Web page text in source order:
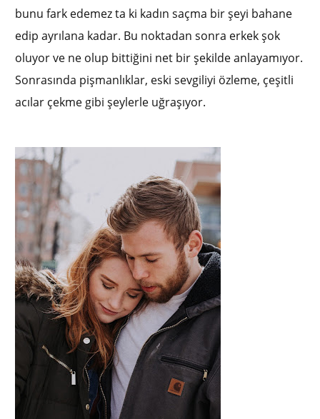
bunu fark edemez ta ki kadın saçma bir şeyi bahane
edip ayrılana kadar. Bu noktadan sonra erkek şok
oluyor ve ne olup bittiğini net bir şekilde anlayamıyor.
Sonrasında pişmanlıklar, eski sevgiliyi özleme, çeşitli
acılar çekme gibi şeylerle uğraşıyor.